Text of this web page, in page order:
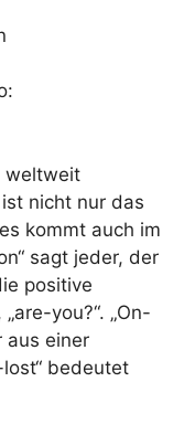
weltweit
ist nicht nur das
kommt auch im
sagt jeder, der
positive
you?“. „On-
aus einer
bedeutet